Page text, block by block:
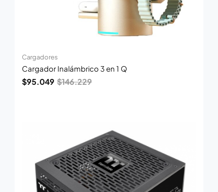
Cargadores
Cargador Inalámbrico 3 en 1 Q
$146.229
$95.049